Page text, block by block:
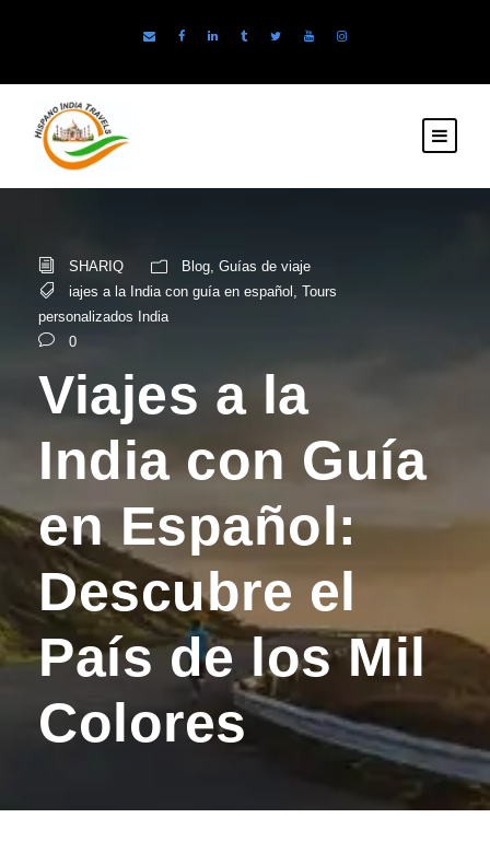
SHARIQ Blog, Guías de viaje
iajes a la India con guía en español
Tours
personalizados India
0
Viajes a la
India con Guía
en Español:
Descubre el
País de los Mil
Colores